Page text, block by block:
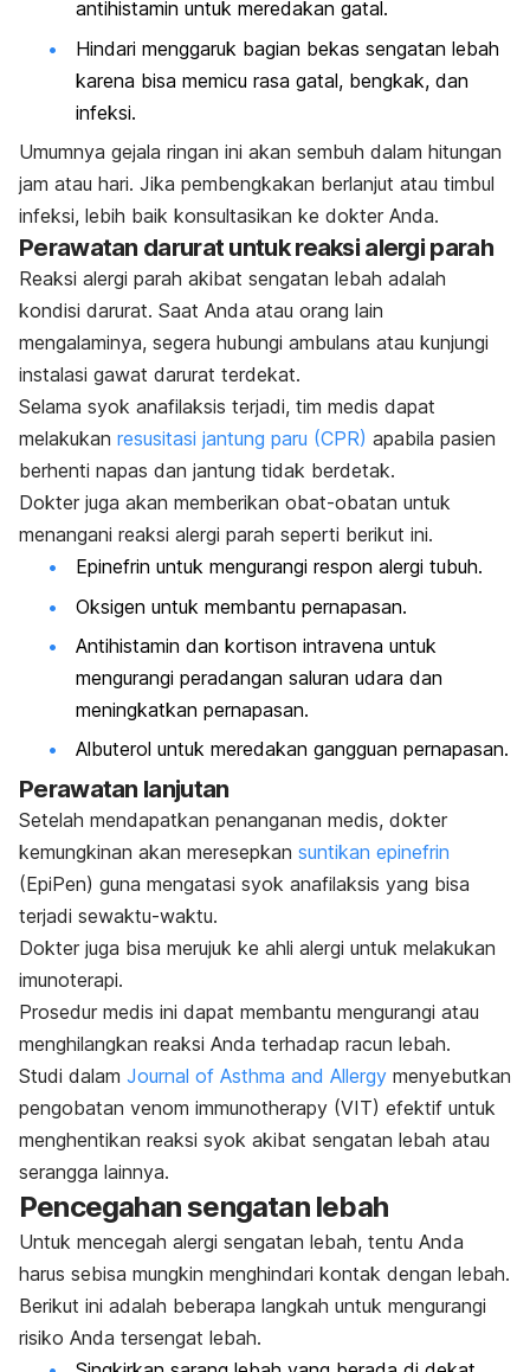
antihistamin untuk meredakan gatal.
Hindari menggaruk bagian bekas sengatan lebah
karena bisa memicu rasa gatal, bengkak, dan
infeksi.
Umumnya gejala ringan ini akan sembuh dalam hitungan
jam atau hari. Jika pembengkakan berlanjut atau timbul
infeksi, lebih baik konsultasikan ke dokter Anda.
Perawatan darurat untuk reaksi alergi parah
Reaksi alergi parah akibat sengatan lebah adalah
kondisi darurat. Saat Anda atau orang lain
mengalaminya, segera hubungi ambulans atau kunjungi
instalasi gawat darurat terdekat.
Selama syok anafilaksis terjadi, tim medis dapat
melakukan resusitasi jantung paru (CPR) apabila pasien
berhenti napas dan jantung tidak berdetak.
Dokter juga akan memberikan obat-obatan untuk
menangani reaksi alergi parah seperti berikut ini.
Epinefrin untuk mengurangi respon alergi tubuh.
Oksigen untuk membantu pernapasan.
Antihistamin dan kortison intravena untuk
mengurangi peradangan saluran udara dan
meningkatkan pernapasan.
Albuterol untuk meredakan gangguan pernapasan.
Perawatan lanjutan
Setelah mendapatkan penanganan medis, dokter
kemungkinan akan meresepkan suntikan epinefrin
(EpiPen) guna mengatasi syok anafilaksis yang bisa
terjadi sewaktu-waktu.
Dokter juga bisa merujuk ke ahli alergi untuk melakukan
imunoterapi.
Prosedur medis ini dapat membantu mengurangi atau
menghilangkan reaksi Anda terhadap racun lebah.
Studi dalam Journal of Asthma and Allergy menyebutkan
pengobatan venom immunotherapy (VIT) efektif untuk
menghentikan reaksi syok akibat sengatan lebah atau
serangga lainnya.
Pencegahan sengatan lebah
Untuk mencegah alergi sengatan lebah, tentu Anda
harus sebisa mungkin menghindari kontak dengan lebah.
Berikut ini adalah beberapa langkah untuk mengurangi
risiko Anda tersengat lebah.